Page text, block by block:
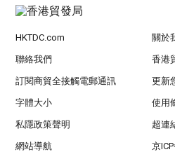
HKTDC.com 關於
聯絡我們 香港
訂閱商貿全接觸電郵通訊 更新
字體大小 使用
私隱政策聲明 超連
網站導航 京